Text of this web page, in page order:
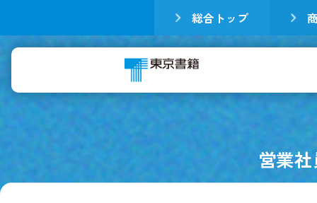
総合トップ
営業